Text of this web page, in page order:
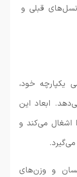
قبلی و
یکپارچه خود،
ابعاد این
اشغال می‌کند و
و وزن‌های